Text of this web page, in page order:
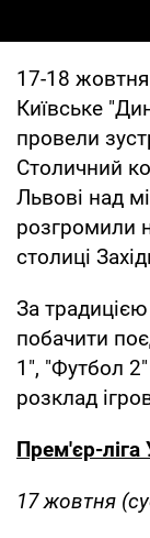
17-18 жовтня
Київське
провели
Столичний
Львові над
розгромили
столиці
За
побачити
1", "Футбол
розклад
Прем'єр-ліга
17 жовтня